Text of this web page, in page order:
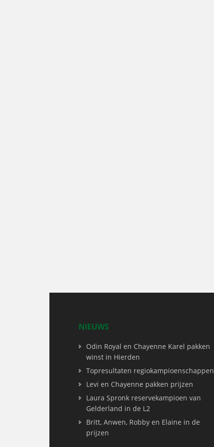
NIEUWS
Odin Royal en Chayenne Karel pakken
winst in Hierden
Topresultaten regiokampioenschappen
Levi en Chayenne pakken prijzen
Laura Spronk reservekampioen van
Gelderland in de L2
Britt, Anwen, Robby en Elaine in de
prijzen